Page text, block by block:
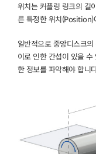
위치는 커플링 링크의 길
른 특정한 위치(Position)
일반적으로 중앙디스크
이로 인한 간섭이 있을
한 정보를 파악해야 합니